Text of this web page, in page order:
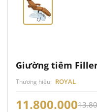
Giường tiêm
Thương hiệu: ROYAL
11.800.000